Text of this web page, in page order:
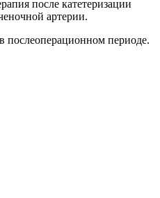
после катетеризации
артерии.
послеоперационном периоде.